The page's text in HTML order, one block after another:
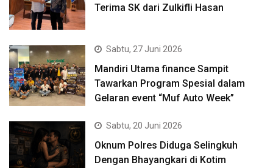
Terima SK dari Zulkifli Hasan
Sabtu, 27 Juni 2026
Mandiri Utama finance Sampit
Tawarkan Program Spesial dalam
Gelaran event “Muf Auto Week”
Sabtu, 20 Juni 2026
Oknum Polres Diduga Selingkuh
Dengan Bhayangkari di Kotim